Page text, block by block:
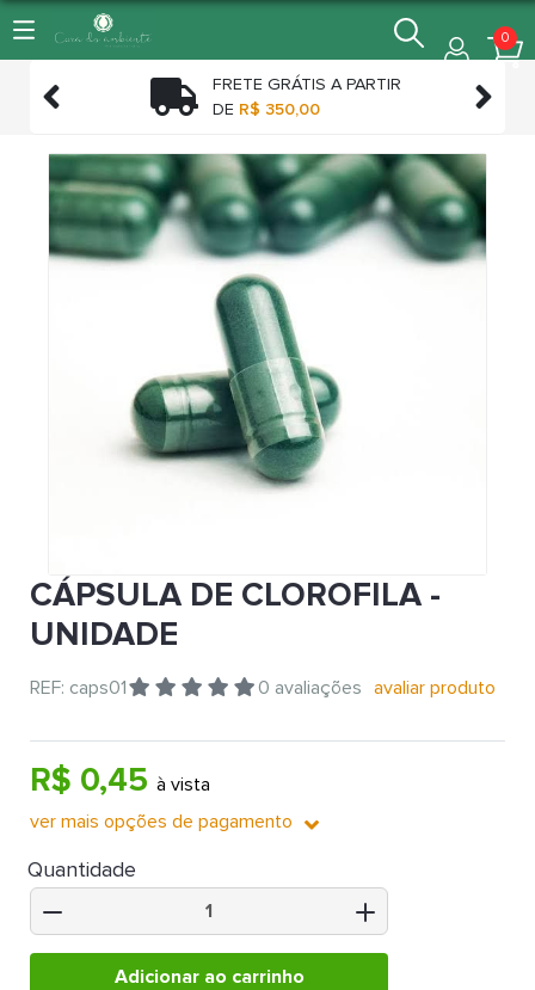
0

FRETE GRÁTIS A PARTIR
DE R$ 350,00 
CÁPSULA DE CLOROFILA -
UNIDADE
REF: caps01 0 avaliações avaliar produto
R$ 0,45 à vista
ver mais opções de pagamento
Quantidade
Adicionar ao carrinho